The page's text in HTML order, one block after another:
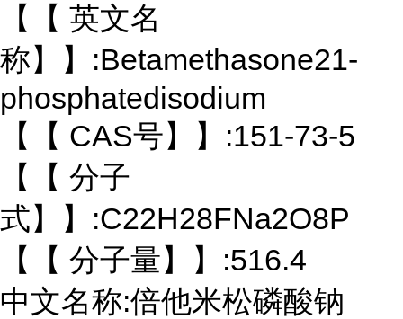
【【 英文名
称】】:Betamethasone21-
phosphatedisodium
【【 CAS号】】:151-73-5
【【 分子
式】】:C22H28FNa2O8P
【【 分子量】】:516.4
中文名称:倍他米松磷酸钠